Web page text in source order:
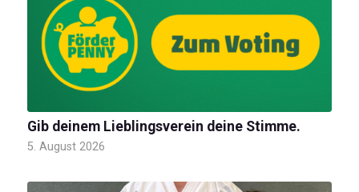
Gib deinem Lieblingsverein deine Stimme.
5. August 2026